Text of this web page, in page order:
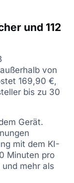
und 112
von
169,90 €,
bis zu 30
Gerät.
mit dem KI-
Minuten pro
und mehr als